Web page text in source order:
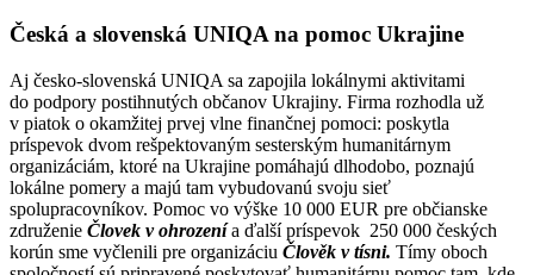
Česká a slovenská UNIQA na pomoc Ukrajine
Aj česko-slovenská UNIQA sa zapojila lokálnymi aktivitami
do podpory postihnutých občanov Ukrajiny. Firma rozhodla už
v piatok o okamžitej prvej vlne finančnej pomoci: poskytla
príspevok dvom rešpektovaným sesterským humanitárnym
organizáciám, ktoré na Ukrajine pomáhajú dlhodobo, poznajú
lokálne pomery a majú tam vybudovanú svoju sieť
spolupracovníkov. Pomoc vo výške 10 000 EUR pre občianske
združenie Človek v ohrozenía ďalší príspevok 250 000 českých
korún sme vyčlenili pre organizáciu Člověk v tísni. Tímy oboch